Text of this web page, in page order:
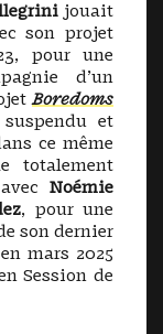
jouait
son projet
pour une
d’un
Boredoms
et
ce même
totalement
Noémie
, pour une
son dernier
mars 2025
Session de